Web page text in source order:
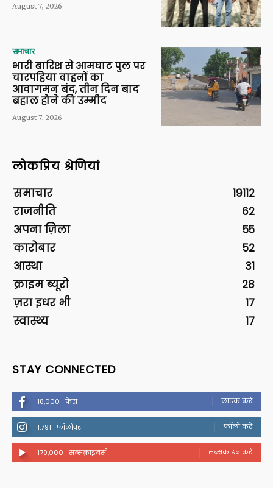
August 7, 2026
समाचार
भारी बारिश से आमघाट पुल पर
चारपहिया वाहनों का
आवागमन बंद, तीन दिन बाद
बहाल होने की उम्मीद
August 7, 2026
लोकप्रिय श्रेणियां
समाचार
19112
राजनीति
62
अपना ज़िला
55
कारोबार
52
आस्था
31
क्राइम ब्यूरो
28
ज़रा इधर भी
17
स्वास्थ्य
17
STAY CONNECTED
18,000 फैंस लाइक करें
1,791 फॉलोवर फॉलो करें
179,000 सब्सक्राइबर्स सब्सक्राइब करें